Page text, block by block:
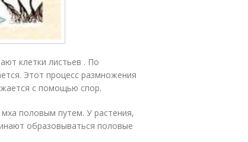
клетки листьев . По
Этот процесс размножения
с помощью спор.
половым путем. У растения,
образовываться половые